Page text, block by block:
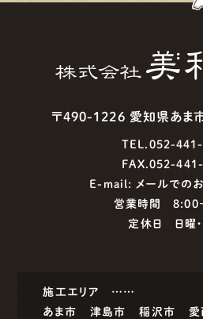
〒490-1226 愛知県あま
TEL.052-
FAX.052-
E-mail: メールでの
営業時間
定休日 日曜・
施工エリア ……
あま市
津島市 稲沢市 愛